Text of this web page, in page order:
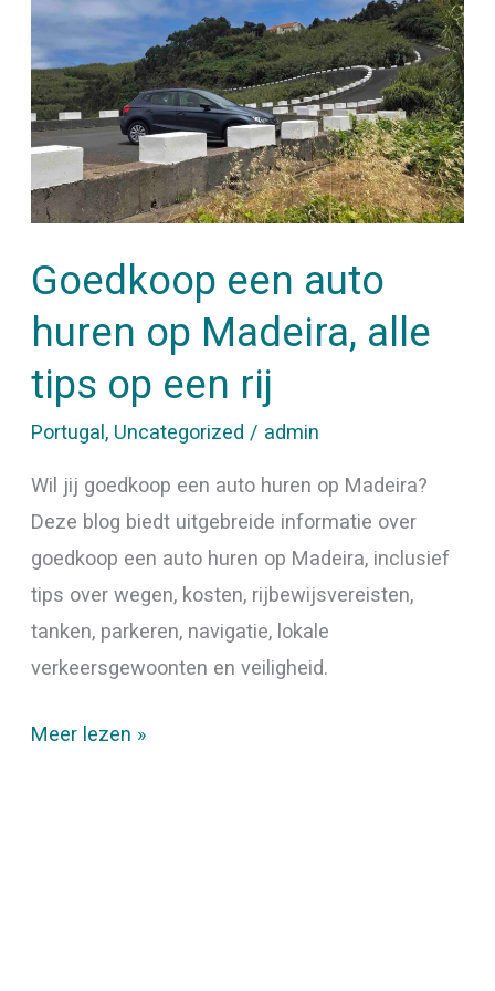
Goedkoop een auto
huren op Madeira, alle
tips op een rij
Portugal, Uncategorized / admin
Wil jij goedkoop een auto huren op Madeira?
Deze blog biedt uitgebreide informatie over
goedkoop een auto huren op Madeira, inclusief
tips over wegen, kosten, rijbewijsvereisten,
tanken, parkeren, navigatie, lokale
verkeersgewoonten en veiligheid.
auto
huren
op
Madeira,
alle
tips
een
Meer lezen »